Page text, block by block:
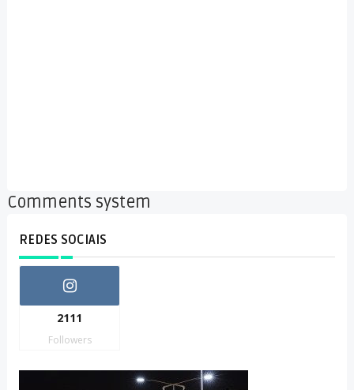
Comments system
REDES SOCIAIS
2111
Followers